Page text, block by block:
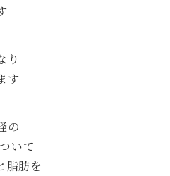
り
す
の
いて
脂肪を